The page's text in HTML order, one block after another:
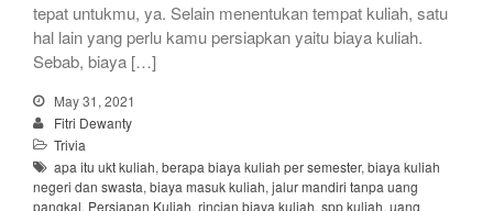
tepat untukmu, ya. Selain menentukan tempat kuliah, satu
hal lain yang perlu kamu persiapkan yaitu biaya kuliah.
Sebab, biaya […]
May 31, 2021
Fitri Dewanty
Trivia
apa itu ukt kuliah, berapa biaya kuliah per semester, biaya kuliah
negeri dan swasta, biaya masuk kuliah, jalur mandiri tanpa uang
pangkal, Persiapan Kuliah, rincian biaya kuliah, spp kuliah, uang